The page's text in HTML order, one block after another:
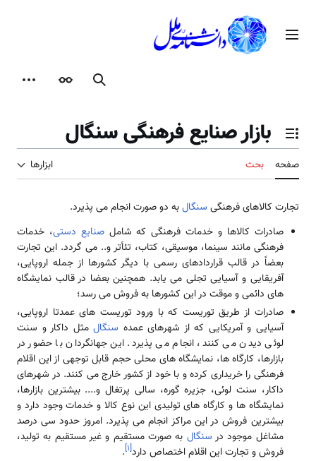
محتوامنوی اصلی
جستجوظاهر
تغییر وضعیت فهرست محتویات
بازار صنایع فرهنگی سنگال
صفحه بحث ابزارها
تجارت کالاهای فرهنگی سنگالبه دو صورت انجام می پذیرد.
صادرات کالاها و خدمات فرهنگی که شاملصنایع دستی، خدمات
فرهنگی مانند سینما، موسیقی، کتاب، تئأتر و.. می گردد. این تجارت
بعضاً در قالب قراردادهای رسمی با دیگر کشورها از جمله اروپایی،
آفریقایی و آسیایی تجلی می یابد. همچنین بعضا در قالب نمایشگاه
های دائمی و موقت در این کشورها به فروش می رسد؛
صادرات از طریق توریست که با ورود توریست های عمدتا اروپایی،
آسیایی و آمریکایی که از شهرهای عمده سنگالمثل داکار و سنت
لوئی دیدن می کنند، انجام می پذیرد. این جهانگردان با حضور در
بازارها، کارگاه ها، نمایشگاه های محلی حجم قابل توجهی از این اقلام
فرهنگی را خریداری کرده و با خود از کشور خارج می کنند. در شهرهای
داکار، سنت لوئی، جزیره گوره، سالی پرتغال و.... بیشترین بازارها،
نمایشگاه ها و کارگاه های تولیدی این نوع کالا و خدمات وجود دارد و
بیشترین فروش در این مراکز انجام می پذیرد. امروز حدود سی درصد
مشاغل موجود در سنگال به صورت مستقیم و غیر مستقیم به تولید،
فروش و تجارت این اقلام اختصاص دارد[۱]
.